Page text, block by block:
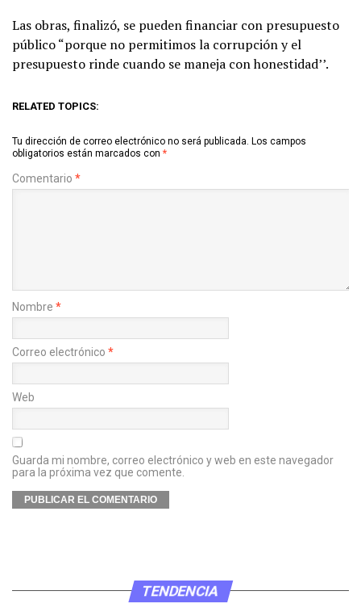
Las obras, finalizó, se pueden financiar con presupuesto
público “porque no permitimos la corrupción y el
presupuesto rinde cuando se maneja con honestidad’’.
RELATED TOPICS:
Tu dirección de correo electrónico no será publicada. Los campos
obligatorios están marcados con *
Comentario *
Nombre *
Correo electrónico *
Web
Guarda mi nombre, correo electrónico y web en este navegador
para la próxima vez que comente.
TENDENCIA